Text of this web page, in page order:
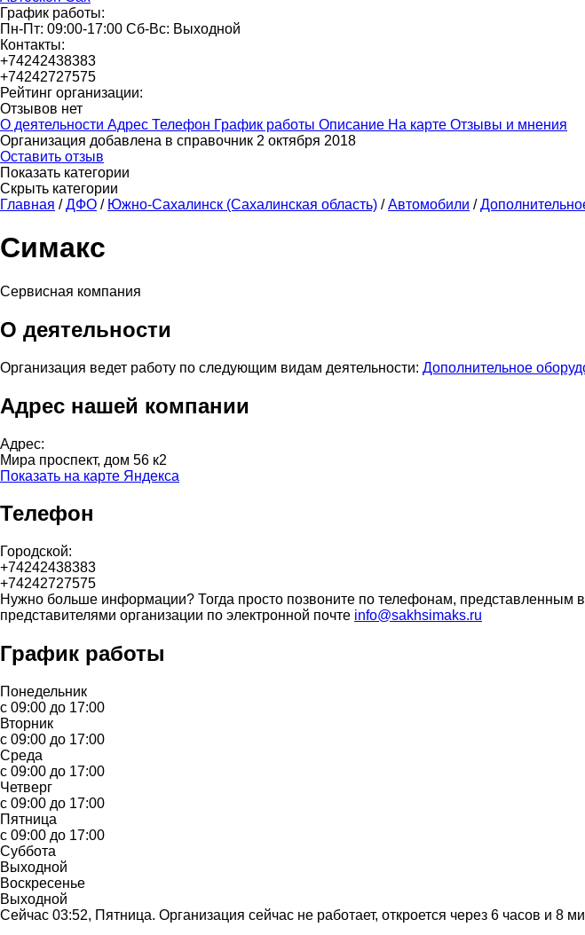
График работы:
Пн-Пт: 09:00-17:00 Сб-Вс: Выходной
Контакты:
+74242438383
+74242727575
Рейтинг организации:
Отзывов нет
О деятельности Адрес Телефон График работы Описание На карте Отзывы и мнения
Организация добавлена в справочник 2 октября 2018
Оставить отзыв
Показать категории
Скрыть категории
Главная / ДФО / Южно-Сахалинск (Сахалинская область) / Автомобили /
Симакс
Сервисная компания
О деятельности
Организация ведет работу по следующим видам деятельности: Дополнительное
Адрес нашей компании
Адрес:
Мира проспект, дом 56 к2
Показать на карте Яндекса
Телефон
Городской:
+74242438383
+74242727575
Нужно больше информации? Тогда просто позвоните по телефонам, представленным
представителями организации по электронной почте info@sakhsimaks.ru
График работы
Понедельник
с 09:00 до 17:00
Вторник
с 09:00 до 17:00
Среда
с 09:00 до 17:00
Четверг
с 09:00 до 17:00
Пятница
с 09:00 до 17:00
Суббота
Выходной
Воскресенье
Выходной
Сейчас 03:52, Пятница. Организация сейчас не работает, откроется через 6 часов и 8